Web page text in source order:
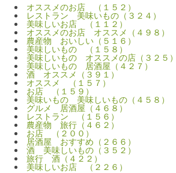
オススメのお店 （１５２）
レストラン 美味いもの（３２４）
美味しいお店 （１１２）
オススメのお店 オススメ（４９８）
農産物 おいしい（５１６）
美味しいもの （１５８）
美味しいもの オススメの店（３２５）
美味しいもの 居酒屋（４２７）
酒 オススメ（３９１）
オススメ （１５７）
お店 （１５９）
美味いもの 美味しいもの（４５８）
グルメ 居酒屋（４６８）
レストラン （１５６）
農産物 旅行（４６２）
お店 （２００）
居酒屋 おすすめ（２６６）
酒 美味しいもの（３５２）
旅行 酒（４２２）
美味しいお店 （２２６）